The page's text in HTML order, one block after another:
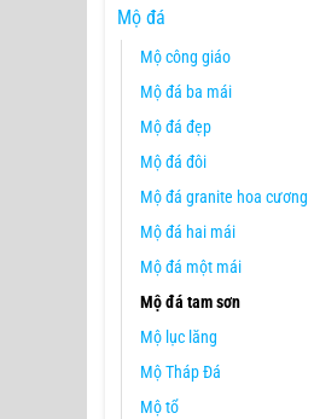
Mộ đá
Mộ công giáo
Mộ đá ba mái
Mộ đá đẹp
Mộ đá đôi
Mộ đá granite hoa cương
Mộ đá hai mái
Mộ đá một mái
Mộ đá tam sơn
Mộ lục lăng
Mộ Tháp Đá
Mộ tổ